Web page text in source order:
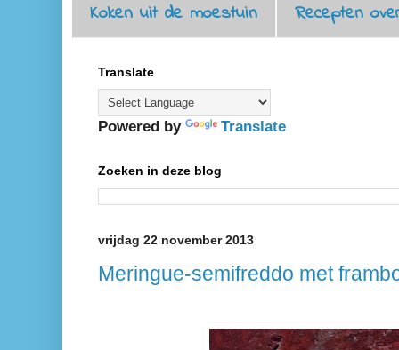
Koken uit de moestuin
Recepten
Translate
Powered by Translate
Zoeken in deze blog
vrijdag 22 november 2013
Meringue-semifreddo met